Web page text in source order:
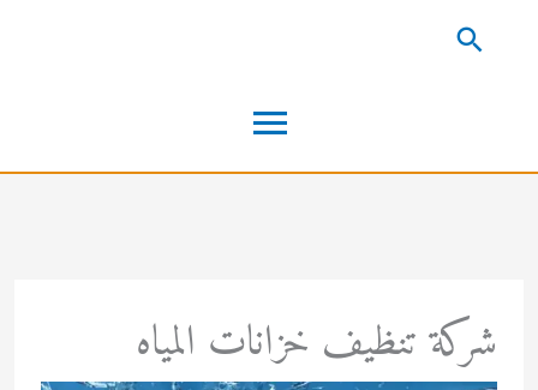
القائمة
الرئيسية
البحث
شركة تنظيف خزانات المياه